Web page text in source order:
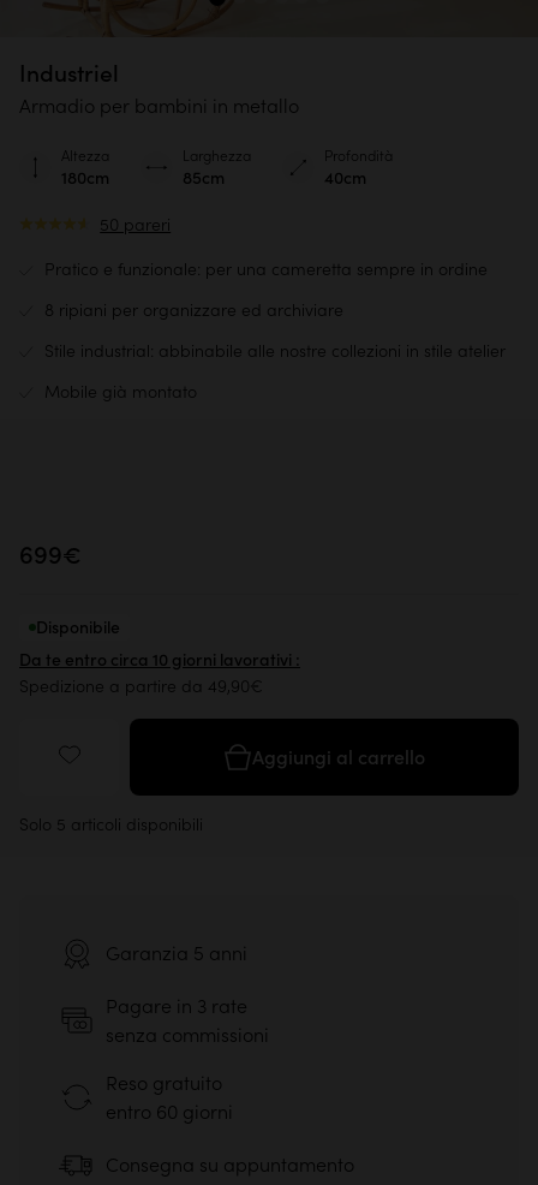
Industriel
Armadio per bambini in metallo
50 pareri
Pratico e funzionale: per una cameretta sempre in ordine
8 ripiani per organizzare ed archiviare
Stile industrial: abbinabile alle nostre collezioni in stile atelier
Mobile già montato
Altezza
180cm
Larghezza
85cm
Profondità
40cm
699€
Aggiungi al carrello
Disponibile
Da te entro circa 10 giorni lavorativi :
Spedizione a partire da 49,90€
Solo 5 articoli disponibili
Garanzia 5 anni
Pagare in 3 rate
senza commissioni
Reso gratuito
entro 60 giorni
Consegna su appuntamento